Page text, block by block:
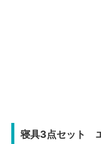
寝具3点セット